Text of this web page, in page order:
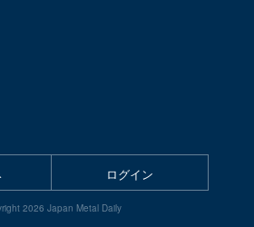
ログイン
2026 Japan Metal Daily